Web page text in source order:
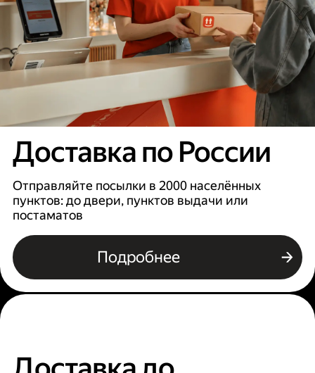
Доставка по России
Отправляйте посылки в 2000 населённых
пунктов: до двери, пунктов выдачи или
постаматов
Подробнее